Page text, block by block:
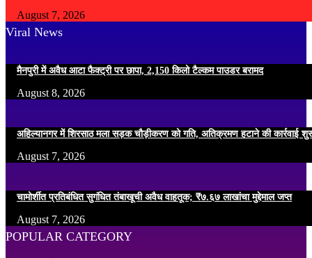
August 7, 2026
Viral News
मैनपुरी में अवैध आटा फैक्ट्री पर छापा, 2,150 किलो टैल्कम पाउडर बरामद
August 8, 2026
अहिल्यानगर में शिरसाठ मला सड़क चौड़ीकरण को गति, अतिक्रमण हटाने की कार्रवाई
August 7, 2026
चामोर्शीत प्रतिबंधित सुगंधित तंबाखूची अवैध वाहतूक; ₹७.६७ लाखांचा मुद्देमाल जप्त
August 7, 2026
POPULAR CATEGORY